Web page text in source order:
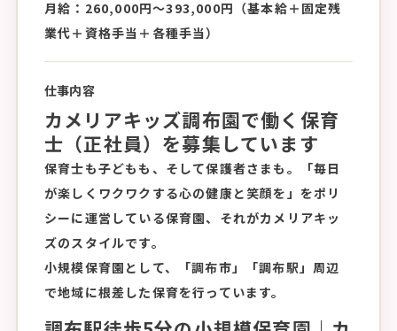
月給：260,000円〜393,000円（基本給＋固定残
業代＋資格手当＋各種手当）
仕事内容
カメリアキッズ調布園で働く保育
士（正社員）を募集しています
保育士も子どもも、そして保護者さまも。「毎日
が楽しくワクワクする心の健康と笑顔を」をポリ
シーに運営している保育園、それがカメリアキッ
ズのスタイルです。
小規模保育園として、「調布市」「調布駅」周辺
で地域に根差した保育を行っています。